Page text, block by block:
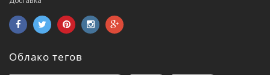
Облако тегов